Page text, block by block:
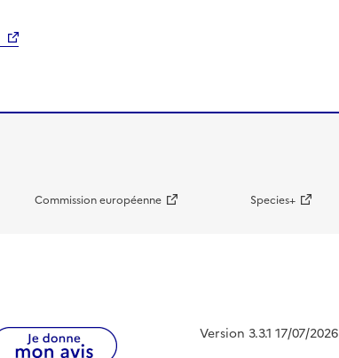
Commission européenne Species+
Version 3.3.1 17/07/2026